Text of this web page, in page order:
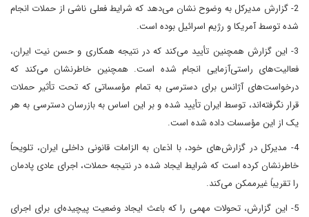
2- گزارش مدیرکل به وضوح نشان می‌دهد که شرایط فعلی ناشی از حملات انجام
شده توسط آمریکا و رژیم اسرائیل بوده است.
3- این گزارش همچنین تأیید می‌کند که در نتیجه همکاری و حسن نیت ایران،
فعالیت‌های راستی‌آزمایی انجام شده است. همچنین خاطرنشان می‌کند که
درخواست‌های آژانس برای دسترسی به تمام مؤسساتی که تحت تأثیر حملات
قرار نگرفته‌اند، توسط ایران تأیید شده و بر این اساس به بازرسان دسترسی به هر
یک از این مؤسسات داده شده است.
4- مدیرکل در گزارش‌های خود، با اذعان به الزامات قانونی داخلی ایران، تلویحاً
خاطرنشان کرده است که شرایط ایجاد شده در نتیجه حملات، اجرای عادی پادمان‌
را تقریباً غیرممکن می‌کند.
5- این گزارش، تحولات مهمی را که باعث ایجاد وضعیت پیچیده‌ای برای اجرای